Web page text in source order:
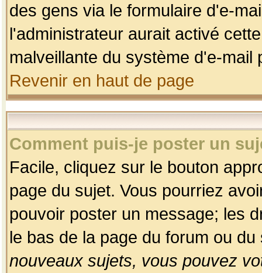
des gens via le formulaire d'e-
l'administrateur aurait activé
malveillante du système d'e-
Revenir en haut de page
Comment puis-je poster un
Facile, cliquez sur le bouton
page du sujet. Vous pourriez
pouvoir poster un message; les
le bas de la page du forum ou
nouveaux sujets, vous pouvez